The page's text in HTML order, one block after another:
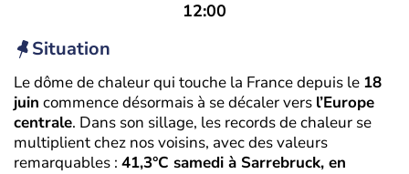
12:00
Situation
Le dôme de chaleur qui touche la France depuis le 18
juin commence désormais à se décaler vers l’Europe
centrale. Dans son sillage, les records de chaleur se
multiplient chez nos voisins, avec des valeurs
remarquables : 41,3°C samedi à Sarrebruck, en